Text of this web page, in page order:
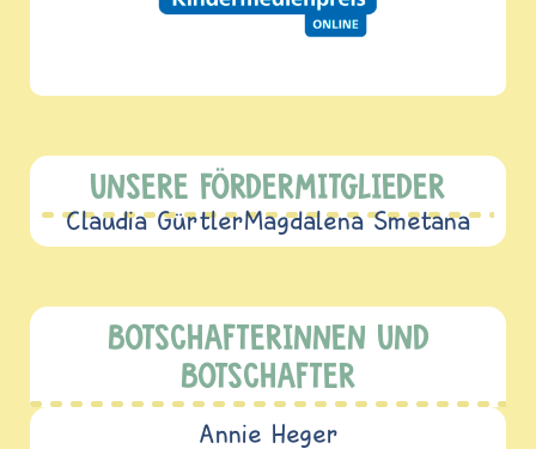
UNSERE FÖRDERMITGLIEDER
Claudia GürtlerMagdalena Smetana
BOTSCHAFTERINNEN UND
BOTSCHAFTER
Annie Heger